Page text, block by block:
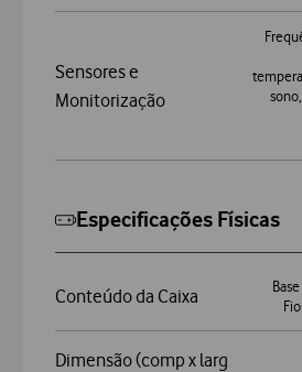
Sensores e
Monitorização
Especificações Físicas
Conteúdo da Caixa
Dimensão (comp x larg